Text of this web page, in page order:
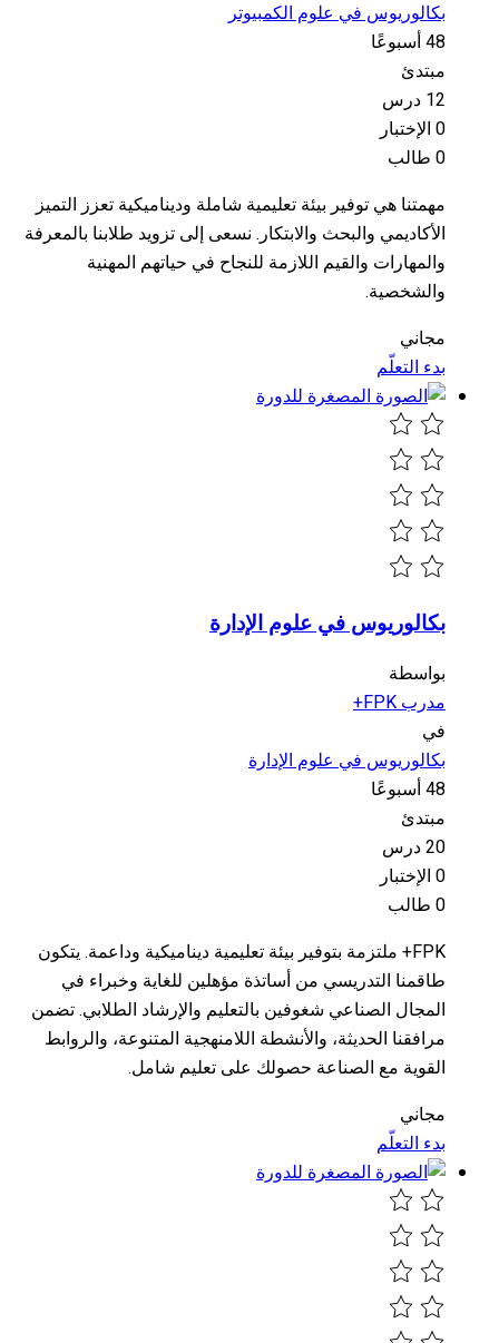
بكالوريوس في علوم الكمبيوتر
48 أسبوعًا
مبتدئ
12 درس
0 الإختبار
0 طالب
مهمتنا هي توفير بيئة تعليمية شاملة وديناميكية تعزز التميز
الأكاديمي والبحث والابتكار. نسعى إلى تزويد طلابنا بالمعرفة
والمهارات والقيم اللازمة للنجاح في حياتهم المهنية
والشخصية.
مجاني
بدء التعلّم
بكالوريوس في علوم الإدارة
بواسطة
مدرب FPK+
في
بكالوريوس في علوم الإدارة
48 أسبوعًا
مبتدئ
20 درس
0 الإختبار
0 طالب
FPK+ ملتزمة بتوفير بيئة تعليمية ديناميكية وداعمة. يتكون
طاقمنا التدريسي من أساتذة مؤهلين للغاية وخبراء في
المجال الصناعي شغوفين بالتعليم والإرشاد الطلابي. تضمن
مرافقنا الحديثة، والأنشطة اللامنهجية المتنوعة، والروابط
القوية مع الصناعة حصولك على تعليم شامل.
مجاني
بدء التعلّم